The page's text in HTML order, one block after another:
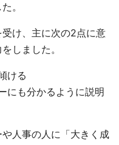
。
け、主に次の2点に意
しました。
ける
にも分かるように説明
人事の人に「大きく成